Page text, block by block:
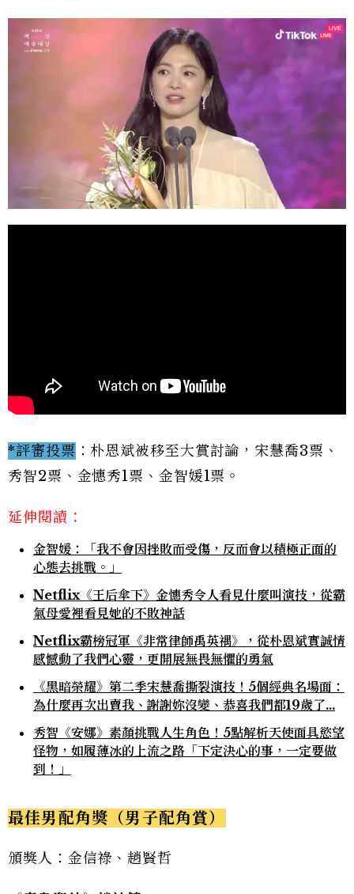
*評審投票 ：朴恩斌被移至大賞討論，宋慧喬3票、
秀智2票、金憓秀1票、金智媛1票。
延伸閱讀：
金智媛：「我不會因挫敗而受傷，反而會以積極正面的
心態去挑戰。」
Netflix《王后傘下》金憓秀令人看見什麼叫演技，從霸
氣母愛裡看見她的不敗神話
Netflix霸榜冠軍《非常律師禹英禑》，從朴恩斌實誠情
感憾動了我們心靈，更開展無畏無懼的勇氣
《黑暗榮耀》第二季宋慧喬撕裂演技！5個經典名場面：
為什麼再次出賣我、謝謝妳沒變、恭喜我們都19歲了...
秀智《安娜》素顏挑戰人生角色！5點解析天使面具慾望
怪物，如履薄冰的上流之路「下定決心的事，一定要做
到！」
最佳男配角獎（男子配角賞）
頒獎人：金信祿、趙賢哲